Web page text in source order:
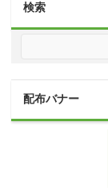
検索
配布バナー